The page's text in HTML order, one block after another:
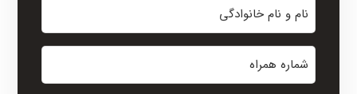
نام
(Required)